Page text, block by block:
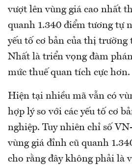
vượt lên vùng giá cao nhất
quanh 1.340 điểm tương tự
yếu tố cơ bản của thị trường
Nhất là triển vọng đàm
mức thuế quan tích cực hơn.
Hiện tại nhiều mã vẫn có
hợp lý so với các yếu tố cơ
nghiệp. Tuy nhiên chỉ số
vùng giá đỉnh cũ quanh
cho rằng đây không phải là